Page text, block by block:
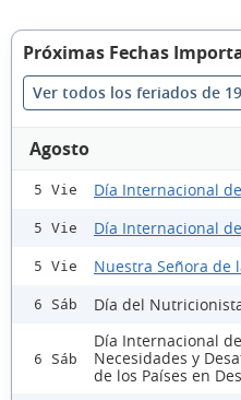
Próximas Fechas
Ver todos los feriados de
Agosto
5 Vie Día Internacional
5 Vie Día Internacional
5 Vie Nuestra Señora de
6 Sáb Día del
6 Sáb
Día Internacional
Necesidades y
de los Países en